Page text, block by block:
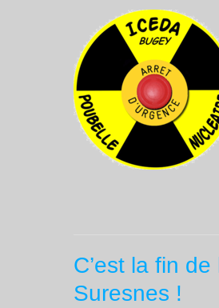
C’est la fin
Suresnes !